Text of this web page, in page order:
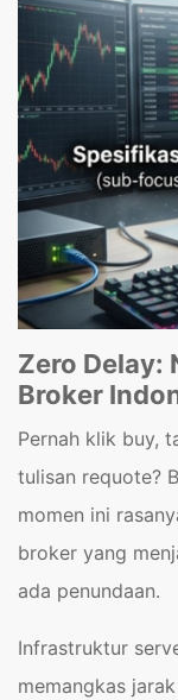
Zero Delay:
Broker
Pernah klik buy,
tulisan requote?
momen ini
broker yang
ada penundaan.
Infrastruktur
memangkas